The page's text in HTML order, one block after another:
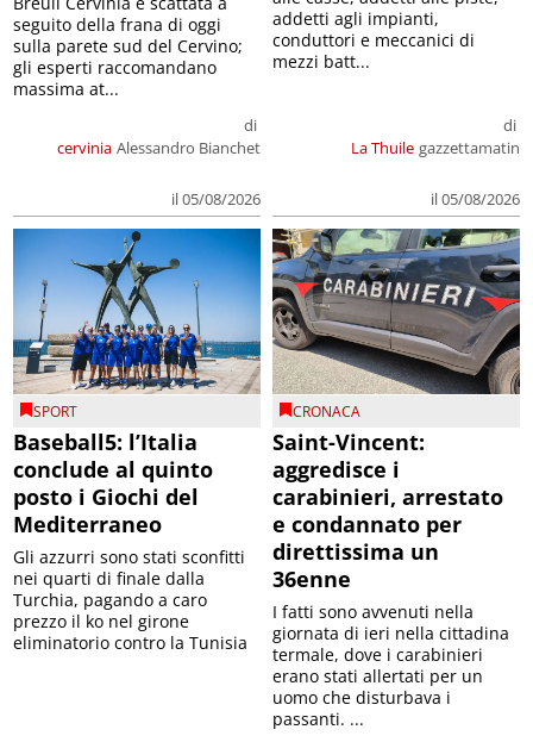
cervinia
di
Alessandro Bianchet
il 05/08/2026
seguito della frana di oggi
sulla parete sud del Cervino;
gli esperti raccomandano
massima at...
La Thuile
di
gazzettamatin
il 05/08/2026
addetti agli impianti,
conduttori e meccanici di
mezzi batt...
SPORT
Baseball5: l’Italia
conclude al quinto
posto i Giochi del
Mediterraneo
Gli azzurri sono stati sconfitti
nei quarti di finale dalla
Turchia, pagando a caro
prezzo il ko nel girone
eliminatorio contro la Tunisia
CRONACA
Saint-Vincent:
aggredisce i
carabinieri, arrestato
e condannato per
direttissima un
36enne
I fatti sono avvenuti nella
giornata di ieri nella cittadina
termale, dove i carabinieri
erano stati allertati per un
uomo che disturbava i
passanti. ...